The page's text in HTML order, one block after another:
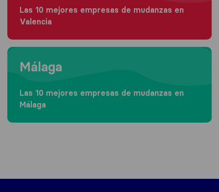
Las 10 mejores empresas de mudanzas en
Valencia
Moving to Málaga
Málaga
Las 10 mejores empresas de mudanzas en
Málaga